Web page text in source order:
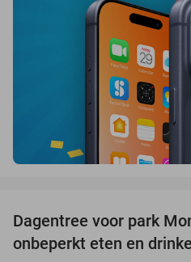
Dagentree voor park
onbeperkt eten en